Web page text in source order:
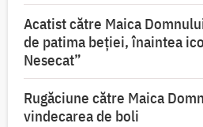
Acatist către Maica
de patima beției, înaintea
Nesecat”
Rugăciune către Maica
vindecarea de boli